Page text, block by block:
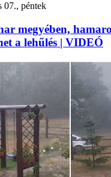
07., péntek
megyében,
a lehűlés | VIDEÓ